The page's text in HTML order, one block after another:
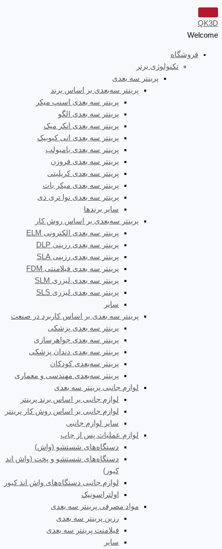
QK3D
Welcome
فروشگاه
تکنولوژی برتر
پرینتر سه‌ بعدی
پرینتر سه‌بعدی بر اساس برند
پرینتر سه بعدی اسنپ میکر
پرینتر سه بعدی الگو
پرینتر سه بعدی انکر میک
پرینتر سه بعدی انی کیوبیک
پرینتر سه بعدی بامبولب
پرینتر سه بعدی فروزن
پرینتر سه بعدی کریلیتی
پرینتر سه بعدی میکر بات
پرینتر سه بعدی نوا تری دی
سایر برندها
پرینتر سه‌بعدی بر اساس روش کار
پرینتر سه بعدی الکترونی ELM
پرینتر سه بعدی رزینی DLP
پرینتر سه بعدی رزینی SLA
پرینتر سه بعدی فیلامنتی FDM
پرینتر سه بعدی لیزری SLM
پرینتر سه بعدی لیزری SLS
سایر
پرینتر سه بعدی بر اساس کاربرد در صنعت
پرینتر سه بعدی پزشکی
پرینتر سه بعدی جواهرسازی
پرینتر سه بعدی دندان پزشکی
پرینتر سه‌بعدی کودکان
پرینتر سه‌بعدی مهندسی و معماری
لوازم جانبی پرینتر سه بعدی
لوازم جانبی بر اساس برند پرینتر
لوازم جانبی بر اساس روش کار پرینتر
سایر لوازم جانبی
لوازم عملیات پس از چاپ
دستگاه‌های شستشو (واش)
دستگاه‌های شستشو و پخت (واش اند
کیور)
لوازم جانبی دستگاه‌های واش اند کیور
اولتراسونیک
مواد مصرفی پرینتر سه بعدی
رزین پرینتر سه بعدی
فیلامنت پرینتر سه بعدی
سایر